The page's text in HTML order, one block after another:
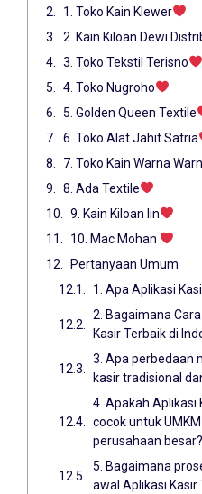
1. Toko Kain Klewer
2. Kain Kiloan Dewi
3. Toko Tekstil Terisno
4. Toko Nugroho
5. Golden Queen Textile
6. Toko Alat Jahit Satria
7. Toko Kain Warna
8. Ada Textile
9. Kain Kiloan Iin
10. Mac Mohan
Pertanyaan Umum
1. Apa Aplikasi
2. Bagaimana
Kasir Terbaik di
3. Apa perbedaan
kasir tradisional
4. Apakah Aplikasi
cocok untuk
perusahaan besar?
5. Bagaimana
awal Aplikasi Kasir